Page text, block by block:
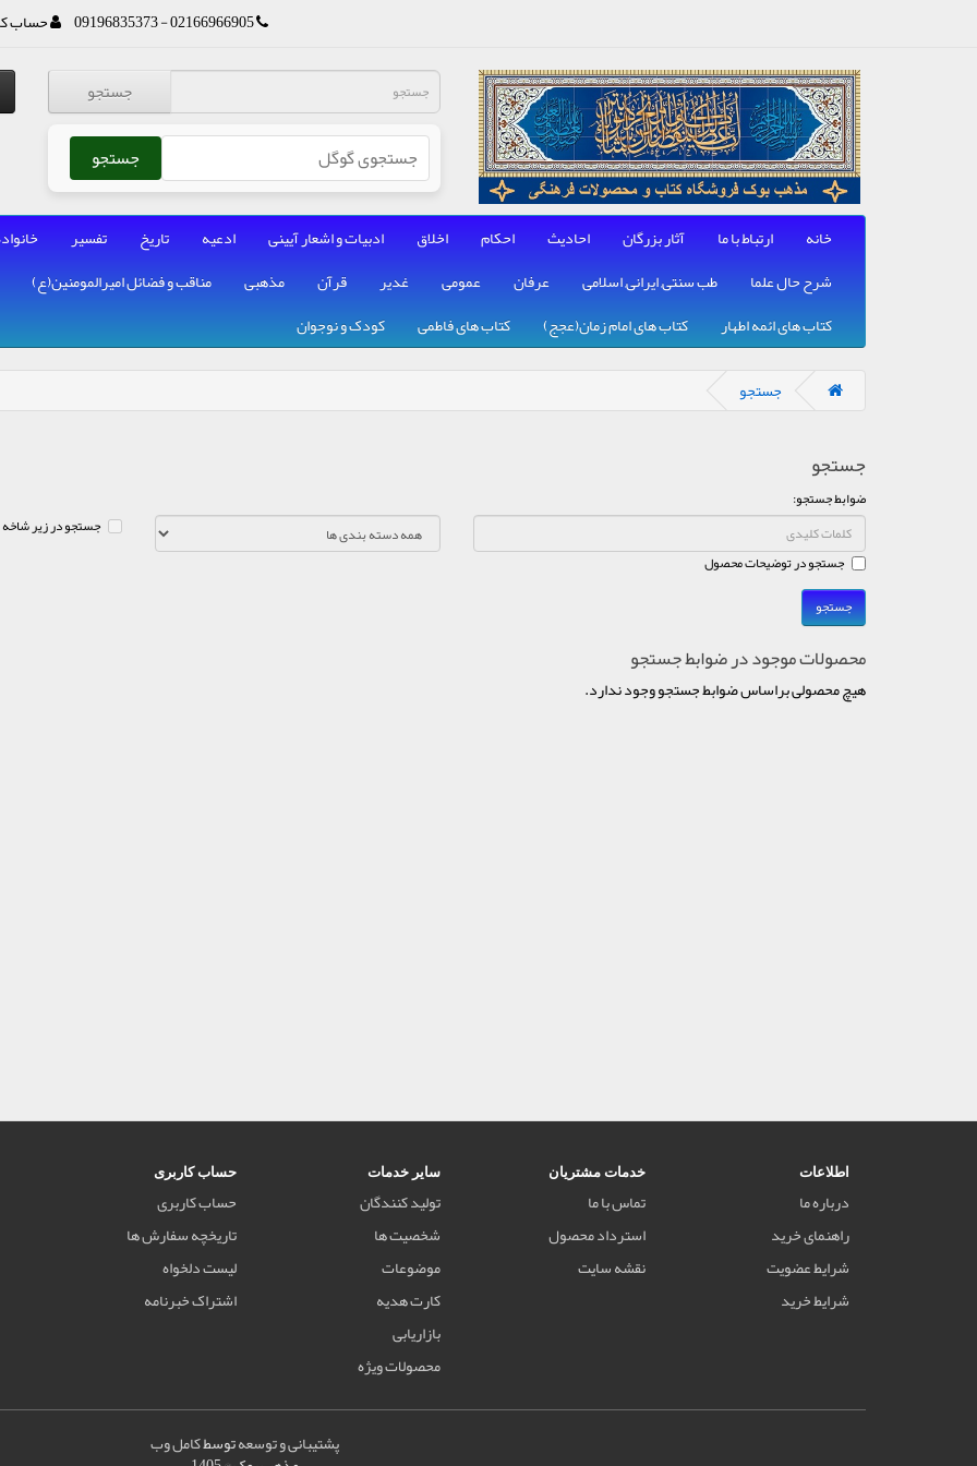
02166966905 - 09196835373 حساب
جستجو
جستجو
خانه ارتباط با ما آثار بزرگان احادیث احکام اخلاق ادبیات و اشعار آیینی ادعیه تاریخ تفسیر
شرح حال علما
طب سنتی, ایرانی, اسلامی عرفان عمومی غدیر قرآن مذهبی
مناقب و فضائل امیرالمومنین(ع)
کتاب های ائمه اطهار
کتاب های امام زمان(عجج) کتاب های فاطمی کودک و نوجوان
جستجو
جستجو
ضوابط جستجو:
جستجو در زیر
جستجو در توضیحات محصول
محصولات موجود در ضوابط جستجو
هیچ محصولی براساس ضوابط جستجو وجود ندارد.
اطلاعات
درباره ما
راهنمای خرید
شرایط عضویت
شرایط خرید
خدمات مشتریان
تماس با ما
استرداد محصول
نقشه سایت
سایر خدمات
تولید کنندگان
شخصیت ها
موضوعات
کارت هدیه
بازاریابی
محصولات ویژه
حساب کاربری
حساب کاربری
تاریخچه سفارش ها
لیست دلخواه
اشتراک خبرنامه
پشتیبانی و توسعهتوسطکامل وب